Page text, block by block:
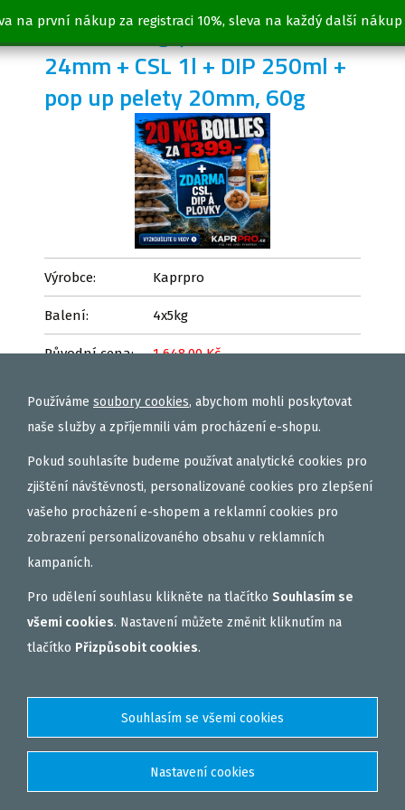
na první nákup za registraci 10%, sleva na každý další nákup
Boilies 20kg, játra/chobotnice,
24mm + CSL 1l + DIP 250ml +
pop up pelety 20mm, 60g
Výrobce: Kaprpro
Balení: 4x5kg
Původní cena: 1 648,00 Kč
Cena: 1 399,00 Kč
Používáme soubory cookies, abychom mohli poskytovat
naše služby a zpříjemnili vám procházení e-shopu.
Pokud souhlasíte budeme používat analytické cookies pro
zjištění návštěvnosti, personalizované cookies pro zlepšení
vašeho procházení e-shopem a reklamní cookies pro
zobrazení personalizovaného obsahu v reklamních
kampaních.
Pro udělení souhlasu klikněte na tlačítko Souhlasím se
všemi cookies. Nastavení můžete změnit kliknutím na
tlačítko Přizpůsobit cookies.